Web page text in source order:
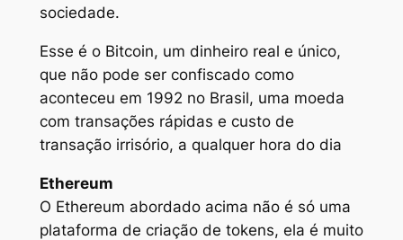
sociedade.
Esse é o Bitcoin, um dinheiro real e único,
que não pode ser confiscado como
aconteceu em 1992 no Brasil, uma moeda
com transações rápidas e custo de
transação irrisório, a qualquer hora do dia
Ethereum
O Ethereum abordado acima não é só uma
plataforma de criação de tokens, ela é muito